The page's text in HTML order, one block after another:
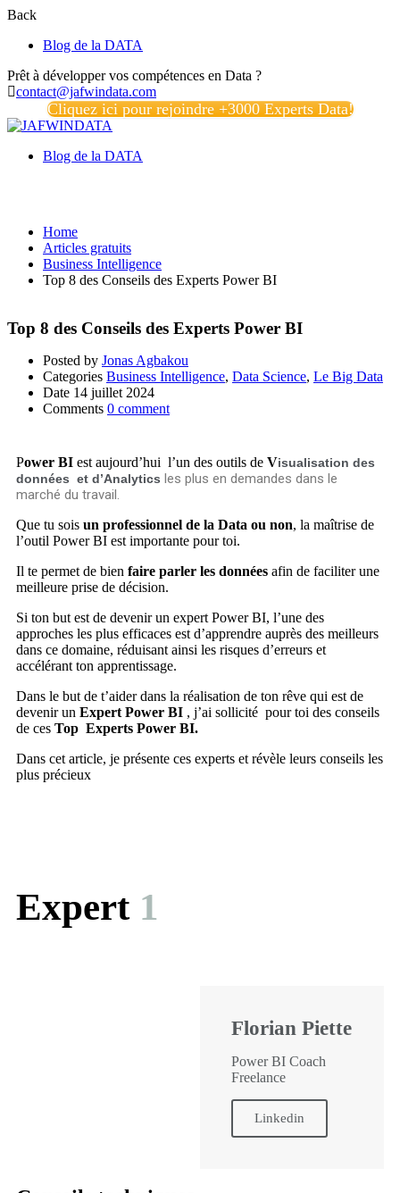
Back
Blog de la DATA
Prêt à développer vos compétences en Data ?
contact@jafwindata.com
Cliquez ici pour rejoindre +3000 Experts Data!
Blog de la DATA
Home
Articles gratuits
Business Intelligence
Top 8 des Conseils des Experts Power BI
Top 8 des Conseils des Experts Power BI
Posted by Jonas Agbakou
Categories Business Intelligence, Data Science, Le Big Data
Date 14 juillet 2024
Comments 0 comment
Power BI est aujourd’hui l’un des outils de Visualisation des
données et d’Analytics les plus en demandes dans le
marché du travail.
Que tu sois un professionnel de la Data ou non, la maîtrise de
l’outil Power BI est importante pour toi.
Il te permet de bien faire parler les données afin de faciliter une
meilleure prise de décision.
Si ton but est de devenir un expert Power BI, l’une des
approches les plus efficaces est d’apprendre auprès des meilleurs
dans ce domaine, réduisant ainsi les risques d’erreurs et
accélérant ton apprentissage.
Dans le but de t’aider dans la réalisation de ton rêve qui est de
devenir un Expert Power BI , j’ai sollicité pour toi des conseils
de ces Top Experts Power BI.
Dans cet article, je présente ces experts et révèle leurs conseils les
plus précieux
Expert 1
Florian Piette
Power BI Coach
Freelance
Linkedin